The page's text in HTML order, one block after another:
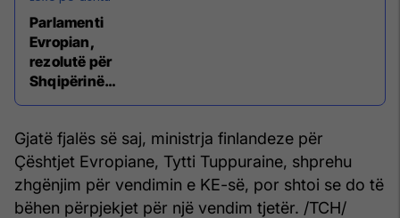
Parlamenti
Evropian,
rezolutë për
Shqipërinë:
bërë për
hapjen e
negociatave
Gjatë fjalës së saj, ministrja finlandeze për
Çështjet Evropiane, Tytti Tuppuraine, shprehu
zhgënjim për vendimin e KE-së, por shtoi se do të
bëhen përpjekjet për një vendim tjetër. /TCH/